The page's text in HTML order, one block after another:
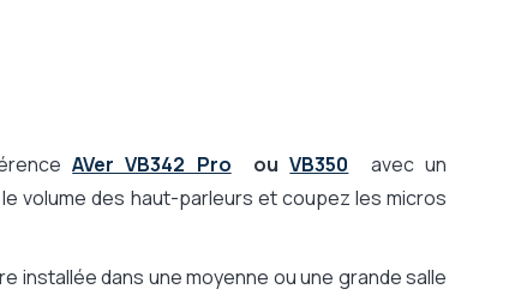
AVer VB342 Pro ouVB350
avec un
volume des haut-parleurs et coupez les micros
installée dans une moyenne ou une grande salle